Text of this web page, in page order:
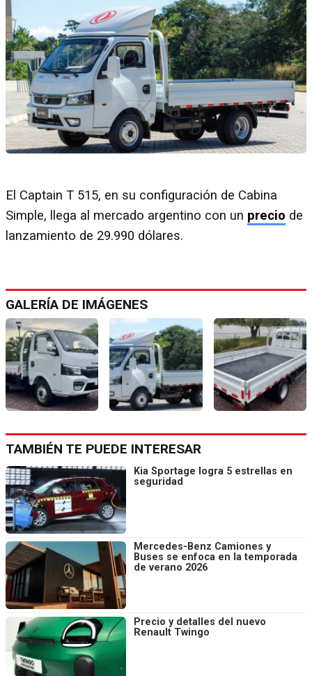
El Captain T 515, en su configuración de Cabina
Simple, llega al mercado argentino con un precio de
lanzamiento de 29.990 dólares.
GALERÍA DE IMÁGENES
TAMBIÉN TE PUEDE INTERESAR
Kia Sportage logra 5 estrellas en
seguridad
Mercedes-Benz Camiones y
Buses se enfoca en la temporada
de verano 2026
Precio y detalles del nuevo
Renault Twingo